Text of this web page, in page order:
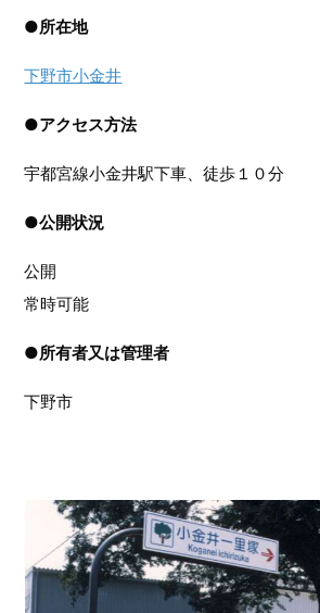
●所在地
下野市小金井
●アクセス方法
宇都宮線小金井駅下車、徒歩１０分
●公開状況
公開
常時可能
●所有者又は管理者
下野市